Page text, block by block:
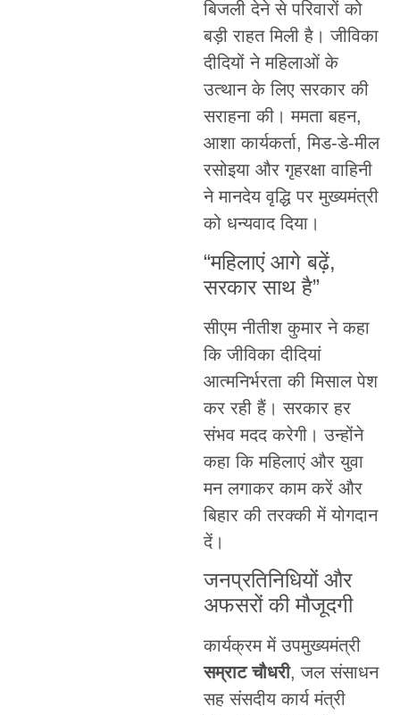
बिजली देने से परिवारों को
बड़ी राहत मिली है। जीविका
दीदियों ने महिलाओं के
उत्थान के लिए सरकार की
सराहना की। ममता बहन,
आशा कार्यकर्ता, मिड-डे-मील
रसोइया और गृहरक्षा वाहिनी
ने मानदेय वृद्धि पर मुख्यमंत्री
को धन्यवाद दिया।
“महिलाएं आगे बढ़ें,
सरकार साथ है”
सीएम नीतीश कुमार ने कहा
कि जीविका दीदियां
आत्मनिर्भरता की मिसाल पेश
कर रही हैं। सरकार हर
संभव मदद करेगी। उन्होंने
कहा कि महिलाएं और युवा
मन लगाकर काम करें और
बिहार की तरक्की में योगदान
दें।
जनप्रतिनिधियों और
अफसरों की मौजूदगी
कार्यक्रम में उपमुख्यमंत्री
सम्राट चौधरी, जल संसाधन
सह संसदीय कार्य मंत्री